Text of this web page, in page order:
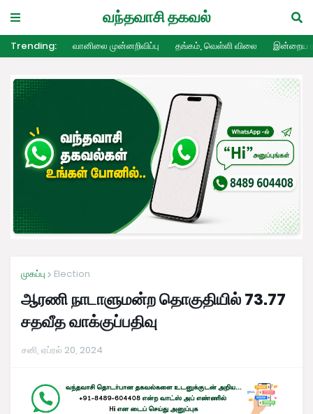
வந்தவாசி தகவல்
Trending: வானிலை முன்னறிவிப்பு தங்கம், வெள்ளி விலை இன்றைய
முகப்பு Election
ஆரணி நாடாளுமன்ற தொகுதியில் 73.77
சதவீத வாக்குப்பதிவு
சனி, ஏப்ரல் 20, 2024